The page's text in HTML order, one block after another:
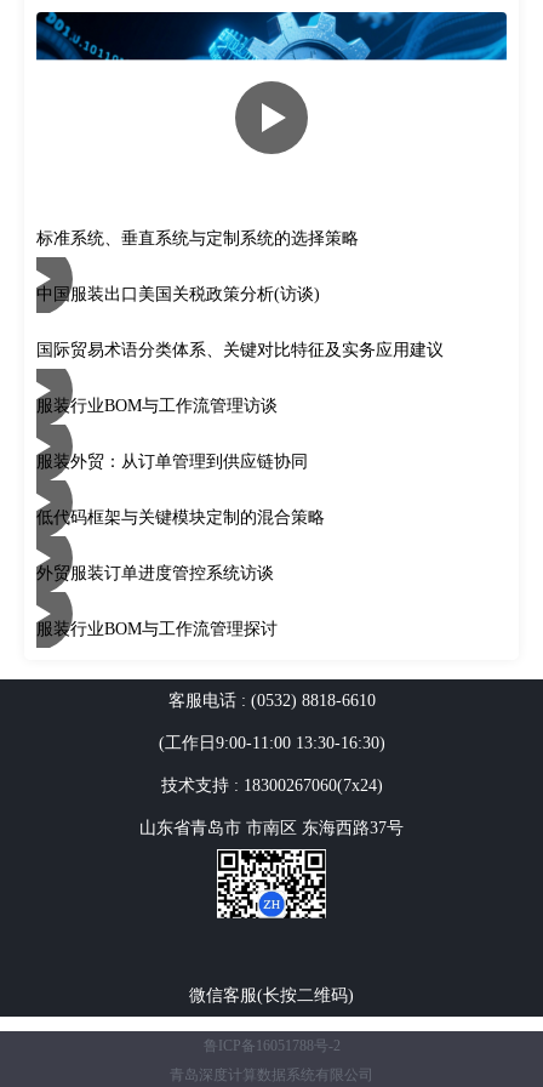
标准系统、垂直系统与定制系统的选择策略
中国服装出口美国关税政策分析(访谈)
国际贸易术语分类体系、关键对比特征及实务应用建议
服装行业BOM与工作流管理访谈
服装外贸：从订单管理到供应链协同
低代码框架与关键模块定制的混合策略
外贸服装订单进度管控系统访谈
服装行业BOM与工作流管理探讨
客服电话 : (0532) 8818-6610
(工作日9:00-11:00 13:30-16:30)
技术支持 : 18300267060(7x24)
山东省青岛市 市南区 东海西路37号
微信客服(长按二维码)
鲁ICP备16051788号-2
青岛深度计算数据系统有限公司